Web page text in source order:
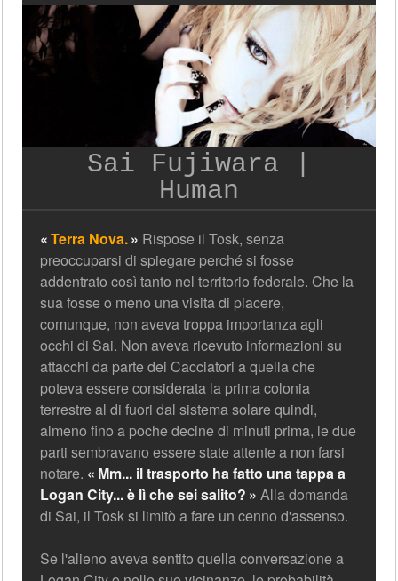
Sai Fujiwara |
Human
Terra Nova.
Rispose il Tosk, senza
preoccuparsi di spiegare perché si fosse
addentrato così tanto nel territorio federale. Che la
sua fosse o meno una visita di piacere,
comunque, non aveva troppa importanza agli
occhi di Sai. Non aveva ricevuto informazioni su
attacchi da parte dei Cacciatori a quella che
poteva essere considerata la prima colonia
terrestre al di fuori dal sistema solare quindi,
almeno fino a poche decine di minuti prima, le due
parti sembravano essere state attente a non farsi
notare.
Mm... il trasporto ha fatto una tappa a
Logan City... è lì che sei salito?
Alla domanda
di Sai, il Tosk si limitò a fare un cenno d'assenso.
Se l'alieno aveva sentito quella conversazione a